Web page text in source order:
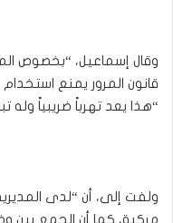
وقال إسماعيل، “بخصوص
قانون المرور يمنع
“هذا يعد تهرباً ضريبياً وله
مركبة، كما أن الجمع بين